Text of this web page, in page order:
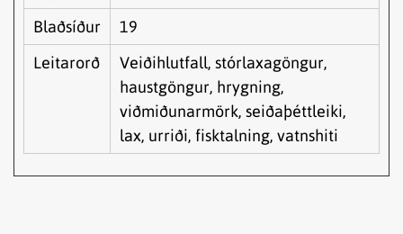
Blaðsíður
19
Leitarorð
Veiðihlutfall, stórlaxagöngur,
haustgöngur, hrygning,
viðmiðunarmörk, seiðaþéttleiki,
lax, urriði, fisktalning, vatnshiti